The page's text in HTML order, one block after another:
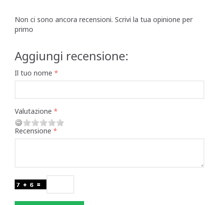
Non ci sono ancora recensioni. Scrivi la tua opinione per
primo
Aggiungi recensione:
Il tuo nome
Valutazione
Recensione